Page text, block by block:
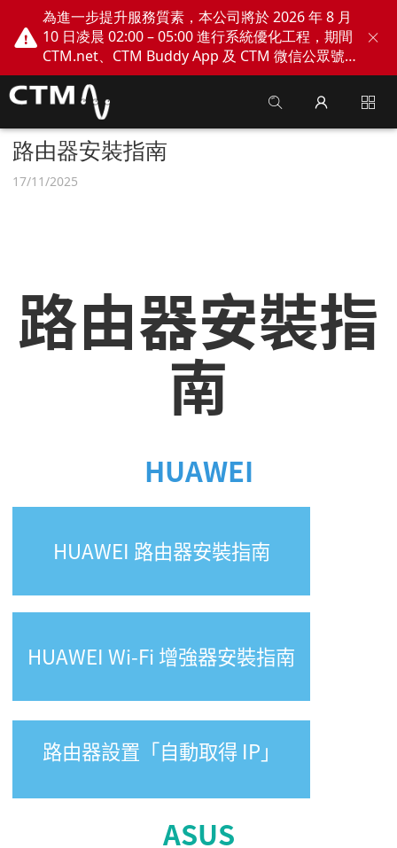
為進一步提升服務質素，本公司將於 2026 年 8 月
10 日凌晨 02:00 – 05:00 進行系統優化工程，期間
CTM.net、CTM Buddy App 及 CTM 微信公眾號
網上服務將會暫停。不便之處，敬請見諒！
路由器安裝指南
17/11/2025
路由器安裝指
南
HUAWEI
HUAWEI 路由器安裝指南
HUAWEI Wi-Fi 增強器安裝指南
路由器設置「自動取得 IP 」
ASUS